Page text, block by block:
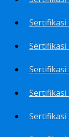
Sertifikasi
Sertifikasi
Sertifikasi
Sertifikasi